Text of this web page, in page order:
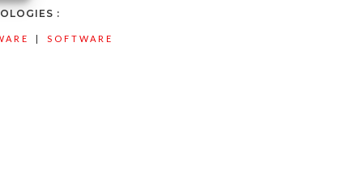
:
| SOFTWARE